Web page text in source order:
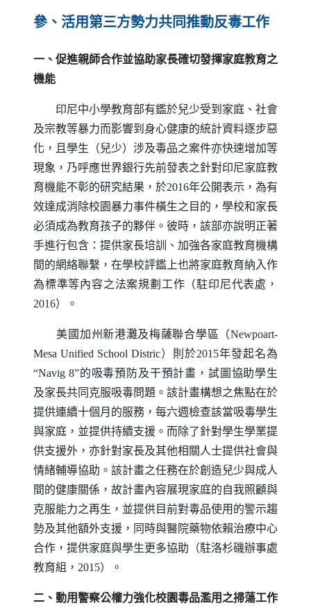
參、活用第三方勢力共同推動反毒工作
一、促進親師合作並協助家長確切發揮家庭教育之
機能
印尼中小學教育部有鑑於兒少受到家庭、社會
及宗教等暴力而影響到身心健康的統計資料逐步惡
化，且學生（兒少）涉及毒品之案件亦快速增加等
現象，乃呼應世界銀行先前發表之針對印尼家庭教
育機能不彰的研究結果，於2016年公開表示，為有
效達成消除校園暴力事件橫生之目的，學校和家長
必須成為教育孩子的夥伴。彼時，該部亦說明正著
手進行包含：提供家長培訓、加強各家庭教育機構
間的網絡聯繫，在學校評鑑上也將家庭教育納入作
為標準等內容之法案規劃工作（駐印尼代表處，
2016）。
美國加州新港灘及梅薩聯合學區（Newpoart-
Mesa Unified School Distric）則於2015年發起名為
“Navig 8”的吸毒預防及干預計畫，試圖協助學生
及家長共同克服吸毒問題。該計畫構想之焦點在於
提供連續十個月的服務，每六週檢查該當吸毒學生
與家庭，並提供持續支援。而除了針對學生學業提
供支援外，亦針對家長及其他相關人士提供社會與
情緒輔導協助。該計畫之任務在於創造兒少與成人
間的健康關係，故計畫內容展現家庭的自我照顧與
克服能力之再生，並提供目前對毒品使用的警示趨
勢及其他額外支援，同時與醫院藥物依賴治療中心
合作，提供家庭與學生更多協助（駐洛杉磯辦事處
教育組，2015）。
二、動用警察公權力強化校園毒品濫用之掃蕩工作